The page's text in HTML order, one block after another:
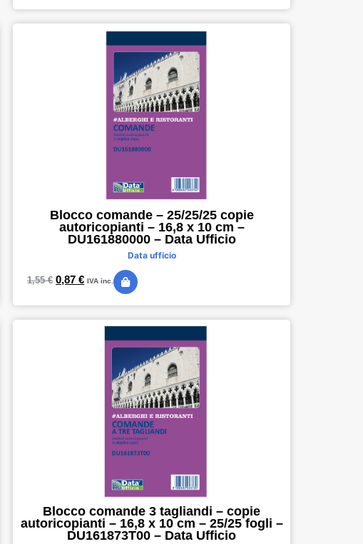
Blocco comande – 25/25/25 copie
autoricopianti – 16,8 x 10 cm –
DU161880000 – Data Ufficio
Data ufficio
1,55€ 0,87 € IVA inc.
Blocco comande 3 tagliandi – copie
autoricopianti – 16,8 x 10 cm – 25/25 fogli –
DU161873T00 – Data Ufficio